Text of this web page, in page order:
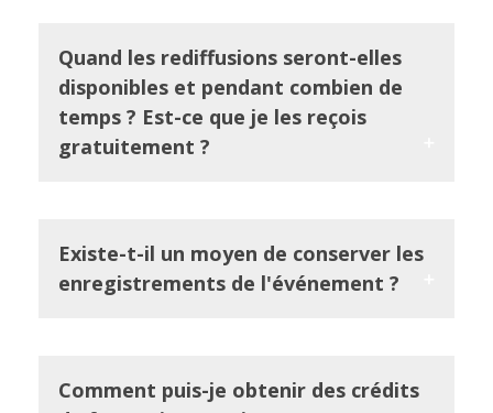
Quand les rediffusions seront-elles
disponibles et pendant combien de
temps ? Est-ce que je les reçois
gratuitement ?
Existe-t-il un moyen de conserver les
enregistrements de l'événement ?
Comment puis-je obtenir des crédits